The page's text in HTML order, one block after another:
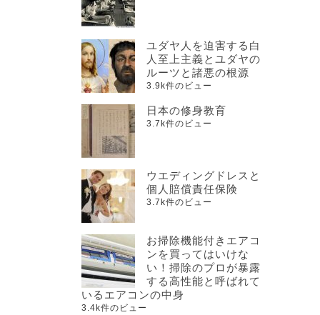
ユダヤ人を迫害する白
人至上主義とユダヤの
ルーツと諸悪の根源
3.9k件のビュー
日本の修身教育
3.7k件のビュー
ウエディングドレスと
個人賠償責任保険
3.7k件のビュー
お掃除機能付きエアコ
ンを買ってはいけな
い！掃除のプロが暴露
する高性能と呼ばれて
いるエアコンの中身
3.4k件のビュー